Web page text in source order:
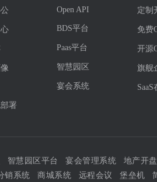
署
Open API
BDS平台
Paas平台
智慧园区
宴会系统
定制
免费
开源
旗舰
智慧园区平台 宴会管理系统
地产开
销系统 商城系统 远程会议 堡垒机